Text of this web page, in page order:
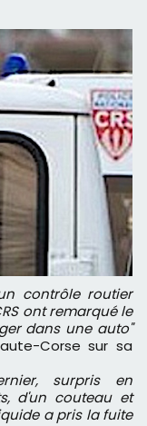
ont remarqué le
dans une auto"
Corse sur sa
surpris en
d'un couteau et
a pris la fuite